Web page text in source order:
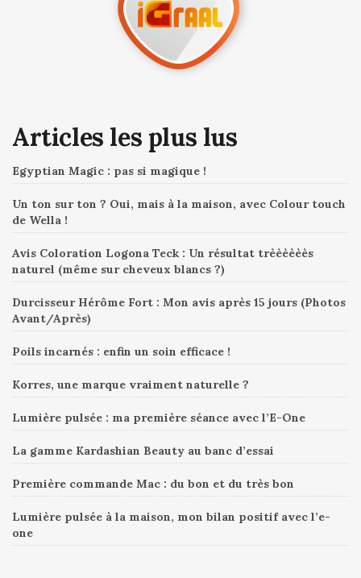
Articles les plus lus
Egyptian Magic : pas si magique !
Un ton sur ton ? Oui, mais à la maison, avec Colour touch
de Wella !
Avis Coloration Logona Teck : Un résultat trèèèèèès
naturel (même sur cheveux blancs ?)
Durcisseur Hérôme Fort : Mon avis après 15 jours (Photos
Avant/Après)
Poils incarnés : enfin un soin efficace !
Korres, une marque vraiment naturelle ?
Lumière pulsée : ma première séance avec l’E-One
La gamme Kardashian Beauty au banc d’essai
Première commande Mac : du bon et du très bon
Lumière pulsée à la maison, mon bilan positif avec l’e-
one